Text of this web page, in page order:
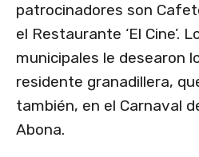
patrocinadores son
el Restaurante ‘El Cine’.
municipales le desearon
residente granadillera,
también, en el Carnaval
Abona.